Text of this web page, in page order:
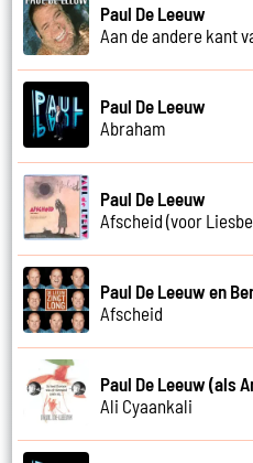
Paul De Leeuw
Aan de andere kant
Paul De Leeuw
Abraham
Paul De Leeuw
Afscheid (voor
Paul De Leeuw en
Afscheid
Paul De Leeuw (als
Ali Cyaankali